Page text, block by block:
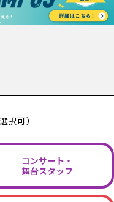
択可）
コンサート・
舞台スタッフ